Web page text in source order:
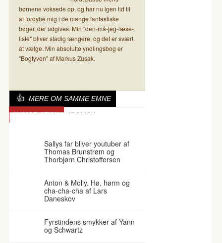
børnene voksede op, og har nu igen tid til
at fordybe mig i de mange fantastiske
bøger, der udgives. Min "den-må-jeg-læse-
liste" bliver stadig længere, og det er svært
at vælge. Min absolutte yndlingsbog er
"Bogtyven" af Markus Zusak.
MERE OM SAMME EMNE
HUMORISTISK IRONISK
Sallys far bliver youtuber af
Thomas Brunstrøm og
Thorbjørn Christoffersen
Anton & Molly. Hø, hørm og
cha-cha-cha af Lars
Daneskov
Fyrstindens smykker af Yann
og Schwartz